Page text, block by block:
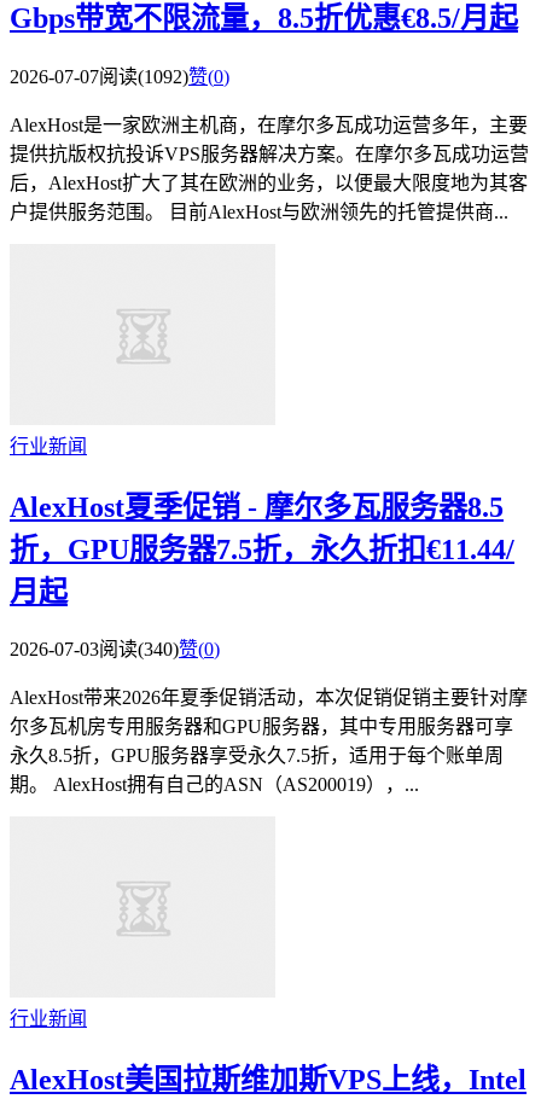
Gbps带宽不限流量，8.5折优惠€8.5/月起
2026-07-07阅读(1092)赞(0)
AlexHost是一家欧洲主机商，在摩尔多瓦成功运营多年，主要
提供抗版权抗投诉VPS服务器解决方案。在摩尔多瓦成功运营
后，AlexHost扩大了其在欧洲的业务，以便最大限度地为其客
户提供服务范围。 目前AlexHost与欧洲领先的托管提供商...
行业新闻
AlexHost夏季促销 - 摩尔多瓦服务器8.5
折，GPU服务器7.5折，永久折扣€11.44/
月起
2026-07-03阅读(340)赞(0)
AlexHost带来2026年夏季促销活动，本次促销促销主要针对摩
尔多瓦机房专用服务器和GPU服务器，其中专用服务器可享
永久8.5折，GPU服务器享受永久7.5折，适用于每个账单周
期。 AlexHost拥有自己的ASN（AS200019），...
行业新闻
AlexHost美国拉斯维加斯VPS上线，Intel